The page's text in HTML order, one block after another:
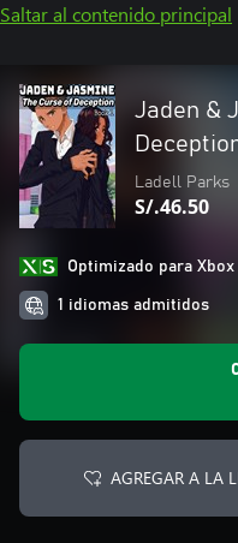
Saltar al contenido principal
Jaden &
Ladell Parks
S/.46.50
Optimizado para
1 idiomas admitidos
AGREGAR A LA